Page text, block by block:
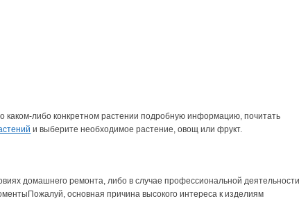
каком-либо конкретном растении подробную информацию, почитать
и выберите необходимое растение, овощ или фрукт.
домашнего ремонта, либо в случае профессиональной
основная причина высокого интереса к изделиям